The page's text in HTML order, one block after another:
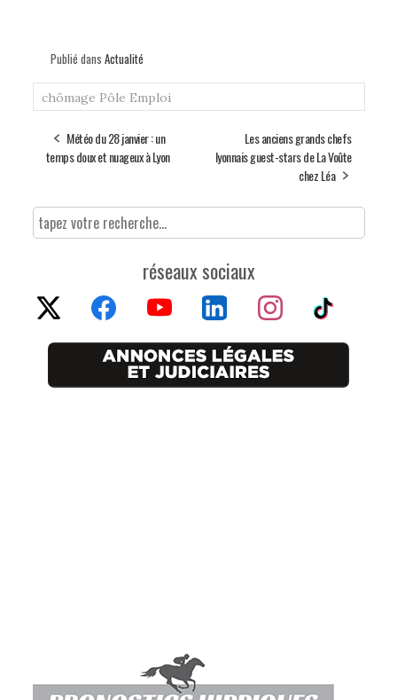
Publié dans Actualité
chômage Pôle Emploi
Météo du 28 janvier : un
temps doux et nuageux à Lyon
Les anciens grands chefs
lyonnais guest-stars de La Voûte
chez Léa
réseaux sociaux